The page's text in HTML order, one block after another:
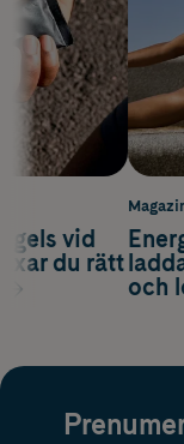
gels vid
du rätt
och